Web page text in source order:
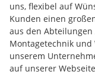
uns, flexibel auf
Kunden einen
aus den
Montagetechnik
unserem
auf unserer